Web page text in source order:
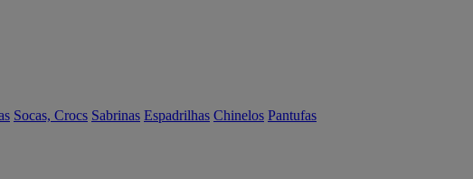
Socas, Crocs Sabrinas Espadrilhas Chinelos Pantufas